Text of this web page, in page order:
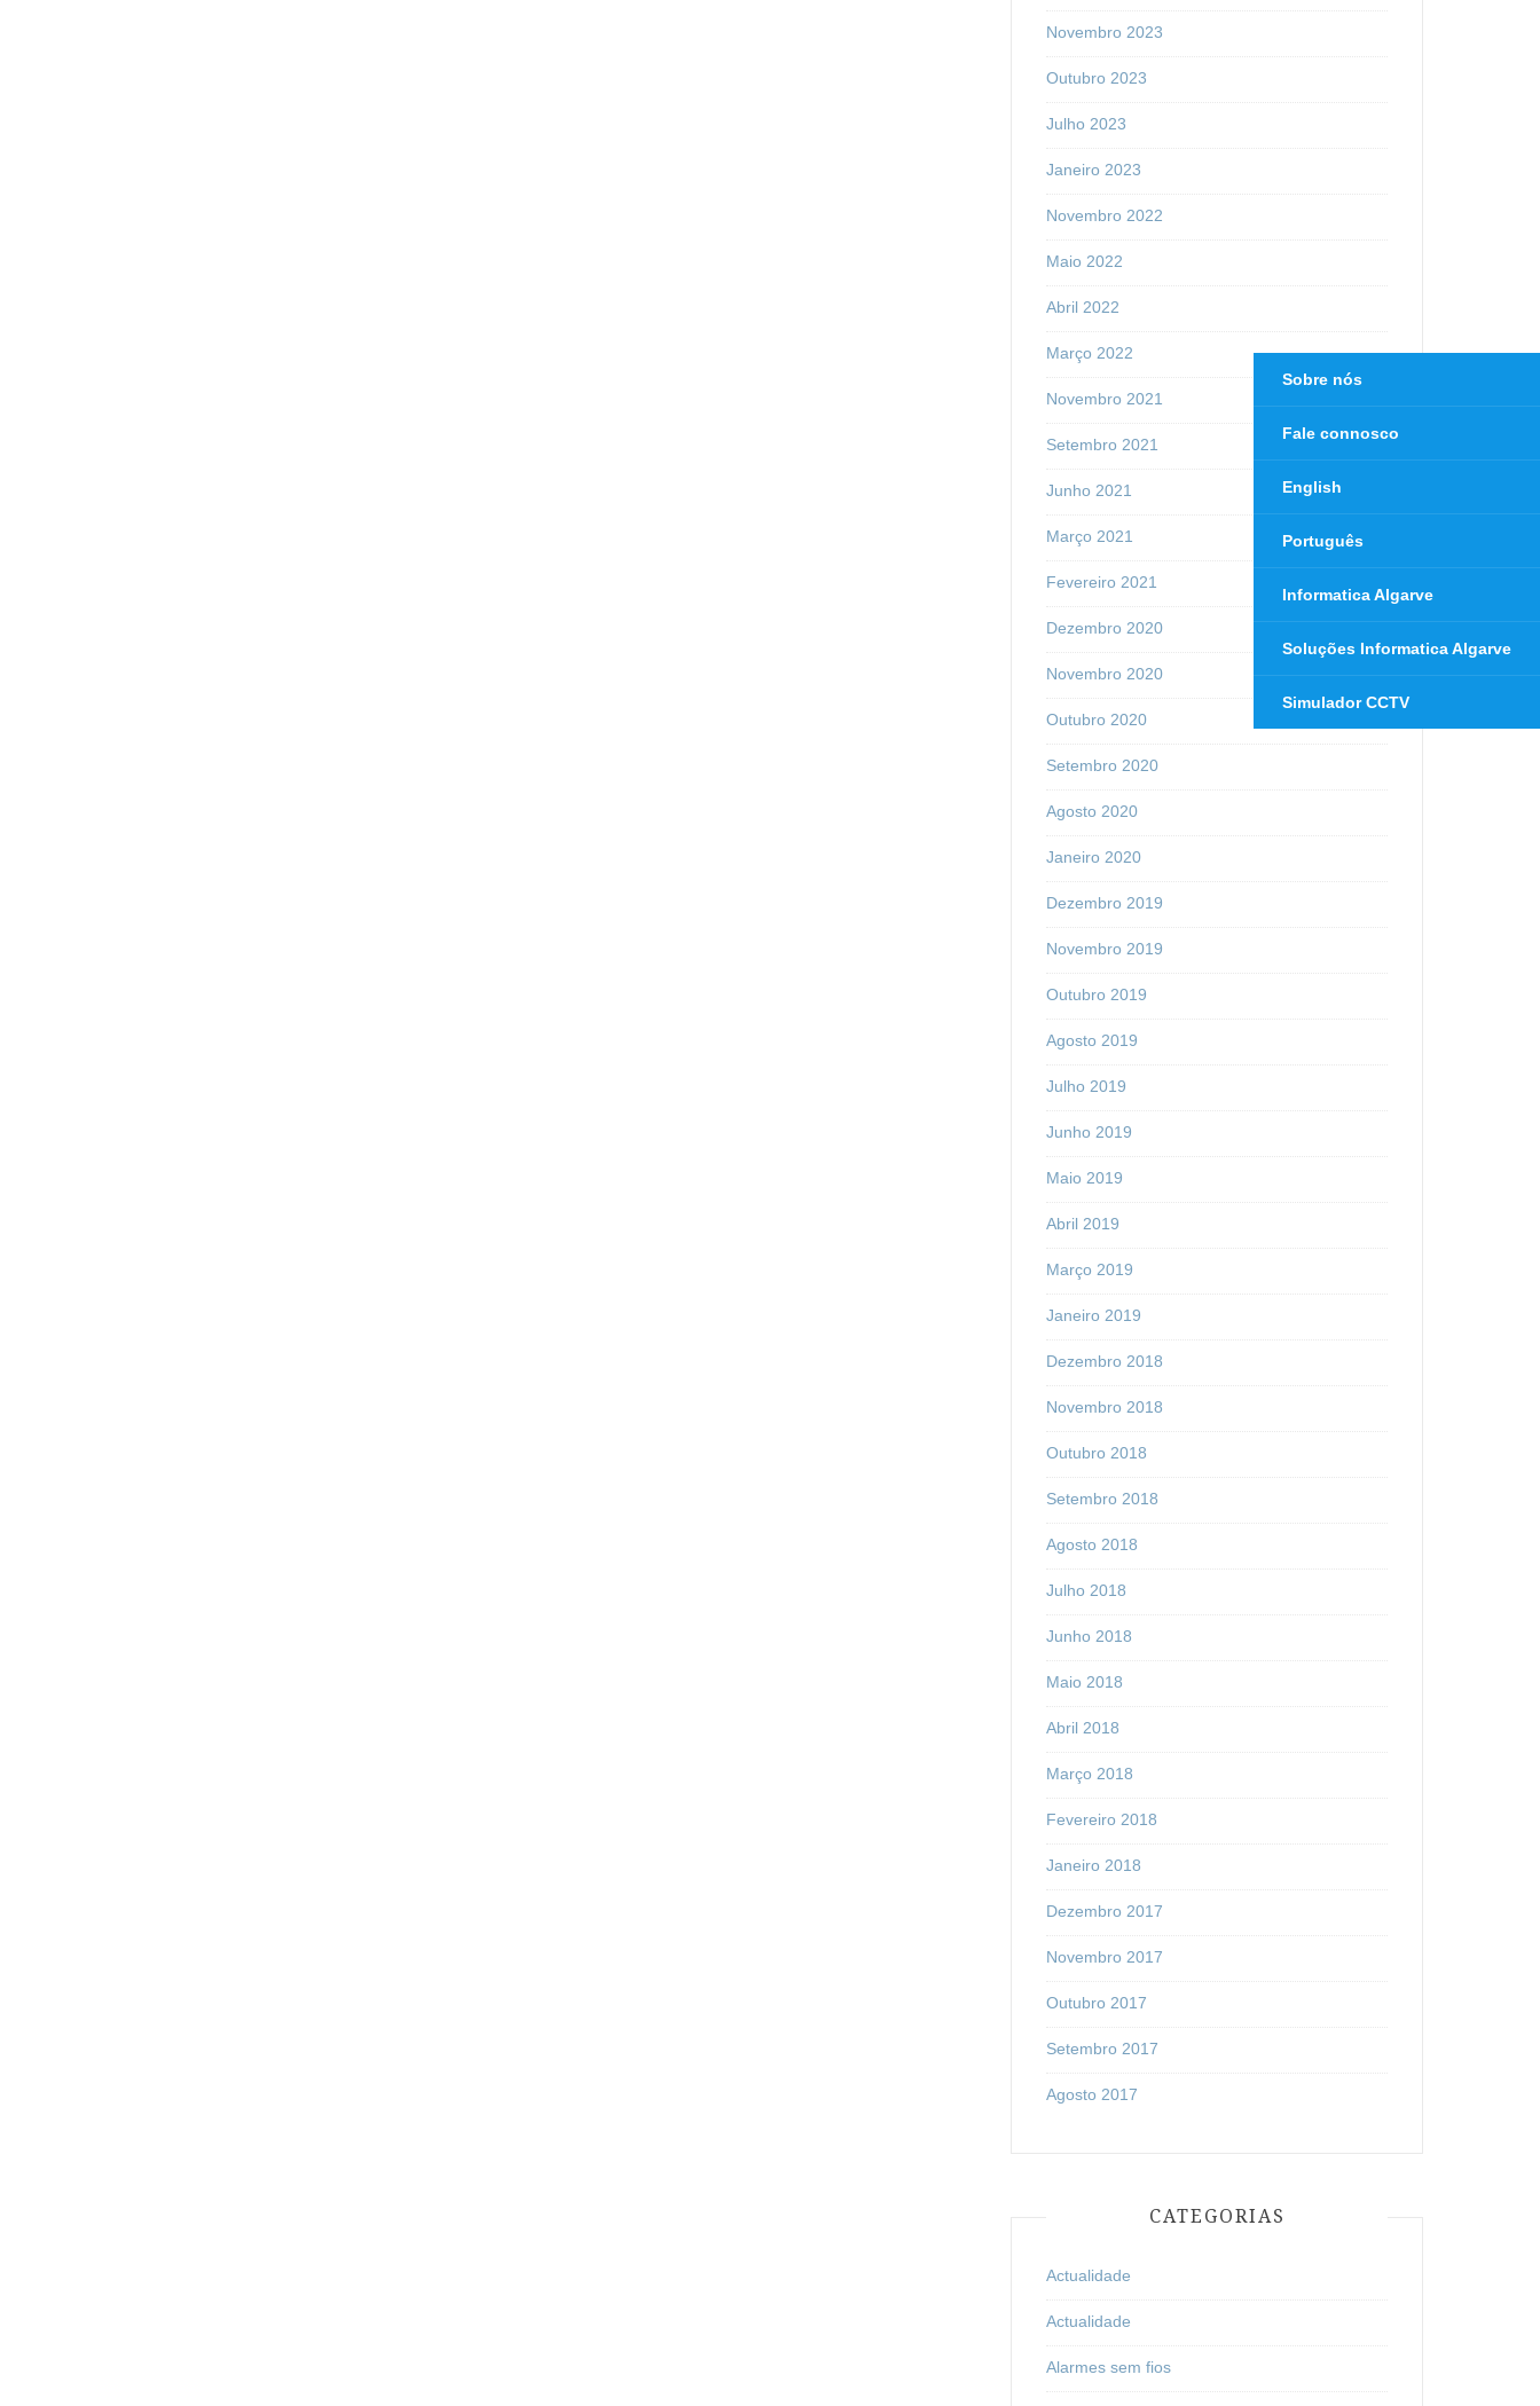
Novembro 2023
Outubro 2023
Julho 2023
Janeiro 2023
Novembro 2022
Maio 2022
Abril 2022
Março 2022
Novembro 2021
Setembro 2021
Junho 2021
Março 2021
Fevereiro 2021
Dezembro 2020
Novembro 2020
Outubro 2020
Setembro 2020
Agosto 2020
Janeiro 2020
Dezembro 2019
Novembro 2019
Outubro 2019
Agosto 2019
Julho 2019
Junho 2019
Maio 2019
Abril 2019
Março 2019
Janeiro 2019
Dezembro 2018
Novembro 2018
Outubro 2018
Setembro 2018
Agosto 2018
Julho 2018
Junho 2018
Maio 2018
Abril 2018
Março 2018
Fevereiro 2018
Janeiro 2018
Dezembro 2017
Novembro 2017
Outubro 2017
Setembro 2017
Agosto 2017
CATEGORIAS
Actualidade
Actualidade
Alarmes sem fios
Sobre nós
Fale connosco
English
Português
Informatica Algarve
Soluções Informatica Algarve
Simulador CCTV